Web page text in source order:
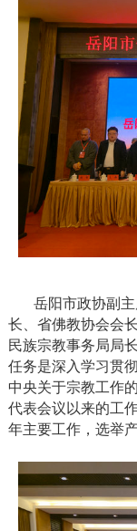
岳阳市政协副
长、省佛教协会会
民族宗教事务局局
任务是深入学习贯
中央关于宗教工作
代表会议以来的工
年主要工作，选举